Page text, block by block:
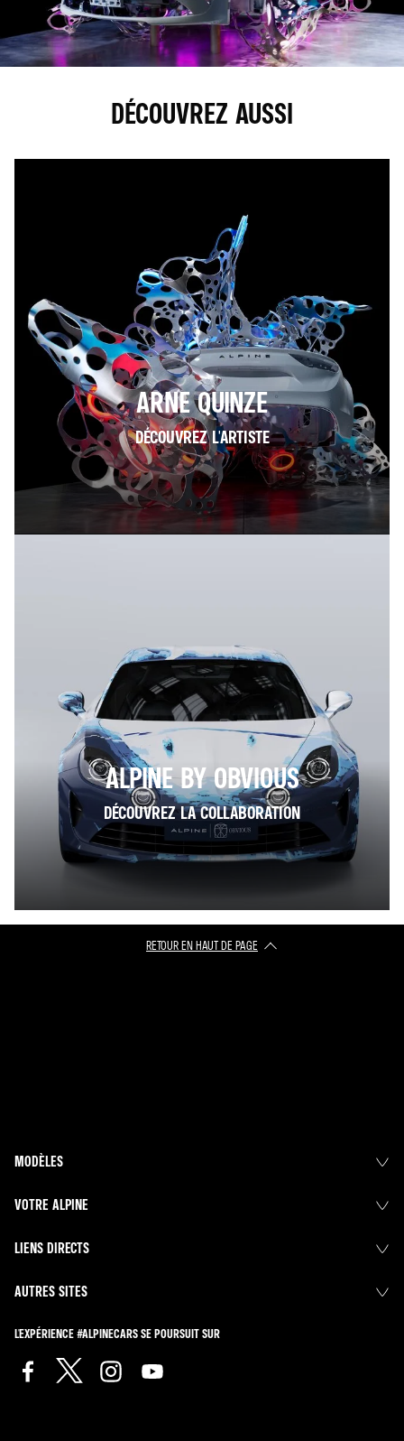
DÉCOUVREZ AUSSI
ARNE QUINZE
DÉCOUVREZ L'ARTISTE
ALPINE BY OBVIOUS
DÉCOUVREZ LA COLLABORATION
RETOUR EN HAUT DE PAGE
MODÈLES
VOTRE ALPINE
LIENS DIRECTS
AUTRES SITES
L'EXPÉRIENCE #ALPINECARS SE POURSUIT SUR